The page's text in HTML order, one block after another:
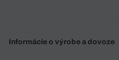
Informácie o výrobe a dovoze